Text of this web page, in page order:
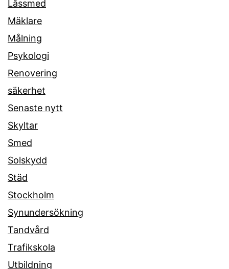
Låssmed
Mäklare
Målning
Psykologi
Renovering
säkerhet
Senaste nytt
Skyltar
Smed
Solskydd
Städ
Stockholm
Synundersökning
Tandvård
Trafikskola
Utbildning